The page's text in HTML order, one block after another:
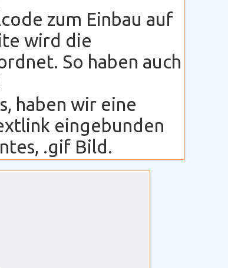
zum Einbau auf
wird die
So haben auch
haben wir eine
eingebunden
.gif Bild.